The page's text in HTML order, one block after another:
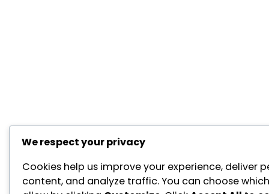
We respect your privacy
Cookies help us improve your experience, deliver
content, and analyze traffic. You can choose